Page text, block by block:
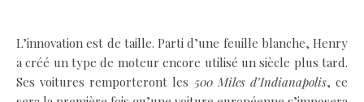
L’innovation est de taille. Parti d’une feuille blanche, Henry
a créé un type de moteur encore utilisé un siècle plus tard.
Ses voitures remporteront les 500 Miles d’Indianapolis, ce